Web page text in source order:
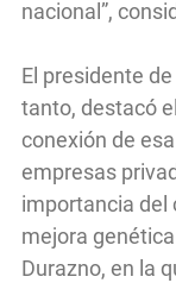
nacional”,
El presidente
tanto, destacó
conexión de
empresas
importancia del
mejora
Durazno, en la